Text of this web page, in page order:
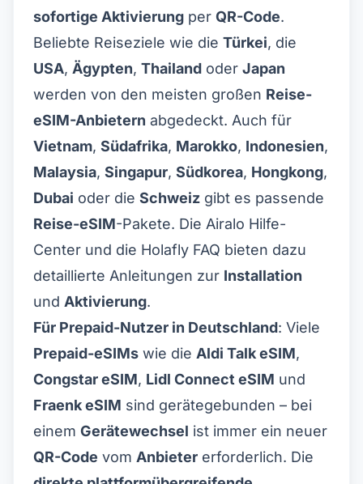
sofortige Aktivierung per QR-Code.
Beliebte Reiseziele wie die Türkei, die
USA, Ägypten, Thailand oder Japan
werden von den meisten großen Reise-
eSIM-Anbietern abgedeckt. Auch für
Vietnam, Südafrika, Marokko, Indonesien,
Malaysia, Singapur, Südkorea, Hongkong,
Dubai oder die Schweiz gibt es passende
Reise-eSIM-Pakete. Die Airalo Hilfe-
Center und die Holafly FAQ bieten dazu
detaillierte Anleitungen zur Installation
und Aktivierung.
Für Prepaid-Nutzer in Deutschland: Viele
Prepaid-eSIMs wie die Aldi Talk eSIM,
Congstar eSIM, Lidl Connect eSIM und
Fraenk eSIM sind gerätegebunden – bei
einem Gerätewechsel ist immer ein neuer
QR-Code vom Anbieter erforderlich. Die